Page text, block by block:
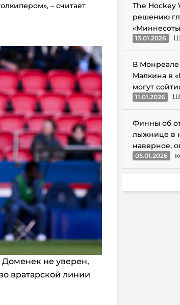
– считает
не уверен,
вратарской линии
The
решению
«Миннесоты
13.01.2026
В Монреале
Малкина в
могут
11.01.2026
Финны об
лыжнице в
наверное,
05.01.2026